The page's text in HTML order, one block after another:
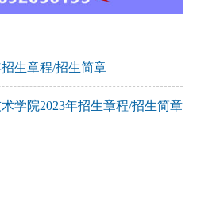
生章程/招生简章
学院2023年招生章程/招生简章